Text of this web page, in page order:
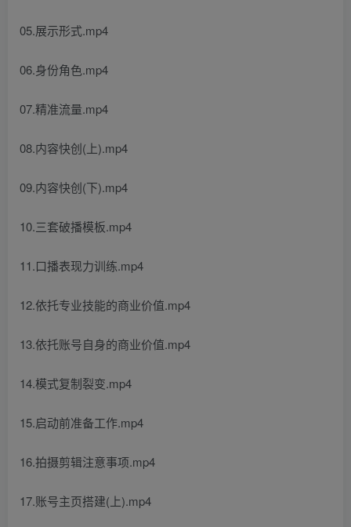
05.展示形式.mp4
06.身份角色.mp4
07.精准流量.mp4
08.内容快创(上).mp4
09.内容快创(下).mp4
10.三套破播模板.mp4
11.口播表现力训练.mp4
12.依托专业技能的商业价值.mp4
13.依托账号自身的商业价值.mp4
14.模式复制裂变.mp4
15.启动前准备工作.mp4
16.拍摄剪辑注意事项.mp4
17.账号主页搭建(上).mp4